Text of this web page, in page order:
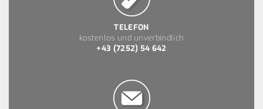
TELEFON
kostenlos und unverbindlich
+43 (7252) 54 642